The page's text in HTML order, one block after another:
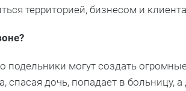
территорией, бизнесом и
подельники могут создать
спасая дочь, попадает в больницу, а